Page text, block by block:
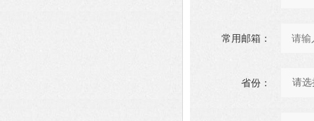
常用邮箱：
省份：